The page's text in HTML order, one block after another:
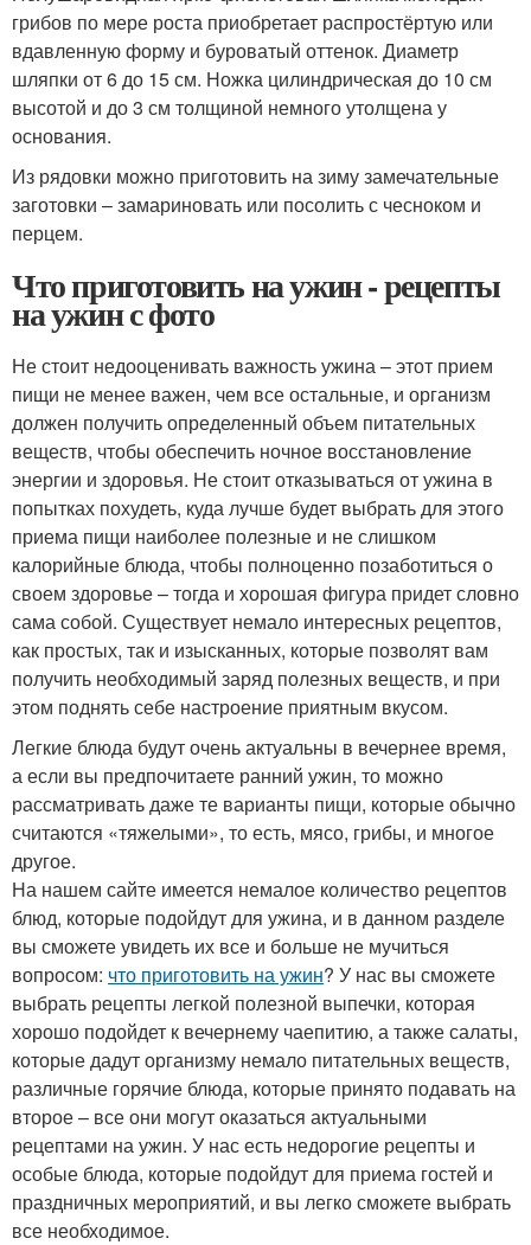
грибов по мере роста приобретает распростёртую или
вдавленную форму и буроватый оттенок. Диаметр
шляпки от 6 до 15 см. Ножка цилиндрическая до 10 см
высотой и до 3 см толщиной немного утолщена у
основания.
Из рядовки можно приготовить на зиму замечательные
заготовки – замариновать или посолить с чесноком и
перцем.
Что приготовить на ужин - рецепты
на ужин с фото
Не стоит недооценивать важность ужина – этот прием
пищи не менее важен, чем все остальные, и организм
должен получить определенный объем питательных
веществ, чтобы обеспечить ночное восстановление
энергии и здоровья. Не стоит отказываться от ужина в
попытках похудеть, куда лучше будет выбрать для этого
приема пищи наиболее полезные и не слишком
калорийные блюда, чтобы полноценно позаботиться о
своем здоровье – тогда и хорошая фигура придет словно
сама собой. Существует немало интересных рецептов,
как простых, так и изысканных, которые позволят вам
получить необходимый заряд полезных веществ, и при
этом поднять себе настроение приятным вкусом.
Легкие блюда будут очень актуальны в вечернее время,
а если вы предпочитаете ранний ужин, то можно
рассматривать даже те варианты пищи, которые обычно
считаются «тяжелыми», то есть, мясо, грибы, и многое
другое.
На нашем сайте имеется немалое количество рецептов
блюд, которые подойдут для ужина, и в данном разделе
вы сможете увидеть их все и больше не мучиться
вопросом: что приготовить на ужин? У нас вы сможете
выбрать рецепты легкой полезной выпечки, которая
хорошо подойдет к вечернему чаепитию, а также салаты,
которые дадут организму немало питательных веществ,
различные горячие блюда, которые принято подавать на
второе – все они могут оказаться актуальными
рецептами на ужин. У нас есть недорогие рецепты и
особые блюда, которые подойдут для приема гостей и
праздничных мероприятий, и вы легко сможете выбрать
все необходимое.